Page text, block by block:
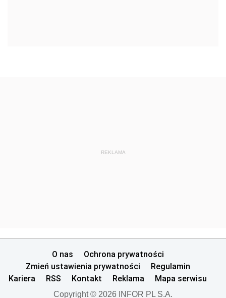
REKLAMA
O nas
Ochrona prywatności
Zmień ustawienia prywatności
Regulamin
Kariera
RSS Kontakt Reklama Mapa serwisu
Copyright © 2026 INFOR PL S.A.